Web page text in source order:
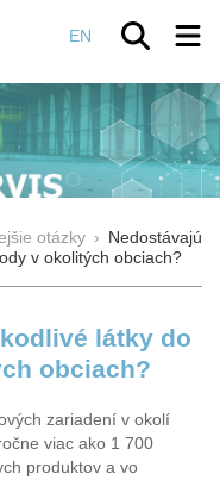
EN
otázky › Nedostávajú
v okolitých obciach?
látky do
obciach?
zariadení v okolí
viac ako 1 700
produktov a vo